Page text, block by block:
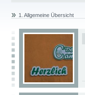
1. Allgemeine Übersicht